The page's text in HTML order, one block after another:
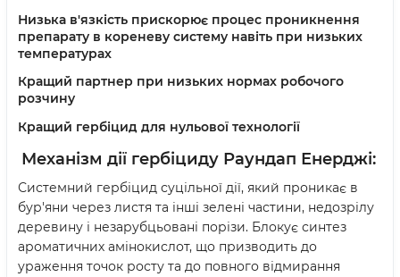
Низька в'язкість прискорює процес проникнення
препарату в кореневу систему навіть при низьких
температурах
Кращий партнер при низьких нормах робочого
розчину
Кращий гербіцид для нульової технології
Механізм дії гербіциду Раундап Енерджі:
Системний гербіцид суцільної дії, який проникає в
бур'яни через листя та інші зелені частини, недозрілу
деревину і незарубцьовані порізи. Блокує синтез
ароматичних амінокислот, що призводить до
ураження точок росту та до повного відмирання